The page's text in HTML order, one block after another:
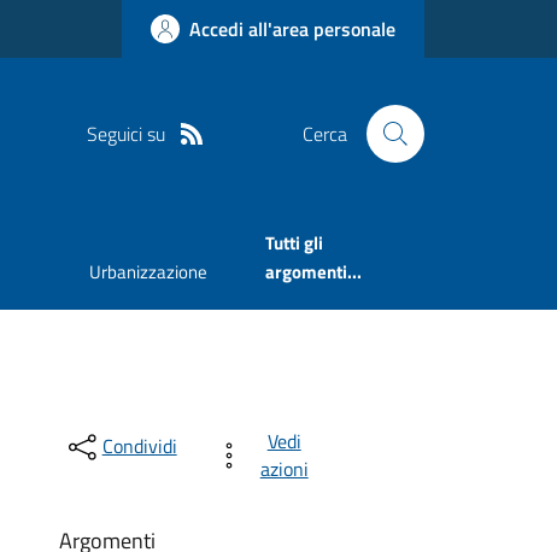
Accedi all'area personale
Seguici su Cerca
Urbanizzazione
Tutti gli
argomenti...
Condividi
Vedi
azioni
Argomenti